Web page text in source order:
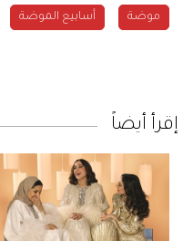
موضة أسابيع الموضة
إقرأ أيضاً